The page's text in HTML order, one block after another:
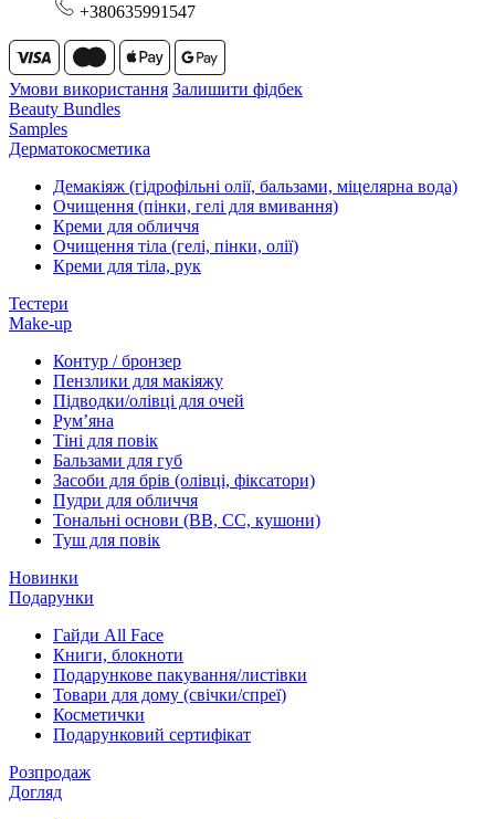
+380635991547
Умови використання Залишити фідбек
Beauty Bundles
Samples
Дерматокосметика
Демакіяж (гідрофільні олії, бальзами, міцелярна вода)
Очищення (пінки, гелі для вмивання)
Креми для обличчя
Очищення тіла (гелі, пінки, олії)
Креми для тіла, рук
Тестери
Make-up
Контур / бронзер
Пензлики для макіяжу
Підводки/олівці для очей
Румʼяна
Тіні для повік
Бальзами для губ
Засоби для брів (олівці, фіксатори)
Пудри для обличчя
Тональні основи (BB, CC, кушони)
Туш для повік
Новинки
Подарунки
Гайди All Face
Книги, блокноти
Подарункове пакування/листівки
Товари для дому (свічки/спреї)
Косметички
Подарунковий сертифікат
Розпродаж
Догляд